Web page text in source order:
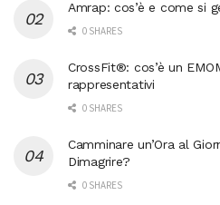
Amrap: cos’è e come si
0 SHARES
CrossFit®: cos’è un
rappresentativi
0 SHARES
Camminare un’Ora al
Dimagrire?
0 SHARES